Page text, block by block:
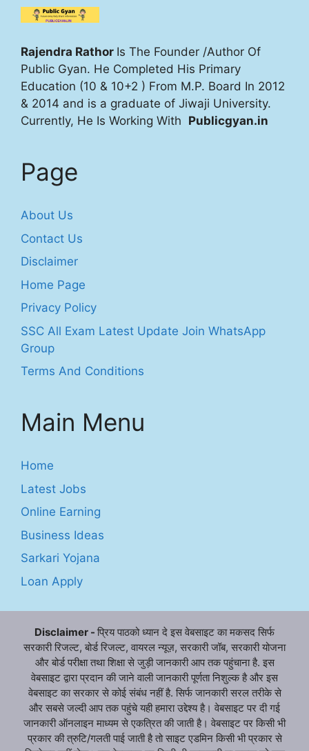
Rajendra Rathor Is The Founder /Author Of
Public Gyan. He Completed His Primary
Education (10 & 10+2 ) From M.P. Board In 2012
& 2014 and is a graduate of Jiwaji University.
Currently, He Is Working With Publicgyan.in
Page
About Us
Contact Us
Disclaimer
Home Page
Privacy Policy
SSC All Exam Latest Update Join WhatsApp
Group
Terms And Conditions
Main Menu
Home
Latest Jobs
Online Earning
Business Ideas
Sarkari Yojana
Loan Apply
Disclaimer - प्रिय पाठको ध्यान दे इस वेबसाइट का मकसद सिर्फ
सरकारी रिजल्ट, बोर्ड रिजल्ट, वायरल न्यूज़, सरकारी जॉब, सरकारी योजना
और बोर्ड परीक्षा तथा शिक्षा से जुड़ी जानकारी आप तक पहुंचाना है. इस
वेबसाइट द्वारा प्रदान की जाने वाली जानकारी पूर्णता निशुल्क है और इस
वेबसाइट का सरकार से कोई संबंध नहीं है. सिर्फ जानकारी सरल तरीके से
और सबसे जल्दी आप तक पहुंचे यही हमारा उद्देश्य है। वेबसाइट पर दी गई
जानकारी ऑनलाइन माध्यम से एकत्रित की जाती है। वेबसाइट पर किसी भी
प्रकार की त्रुटि/गलती पाई जाती है तो साइट एडमिन किसी भी प्रकार से